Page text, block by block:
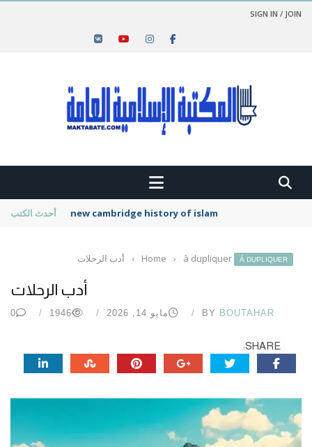
SIGN IN / JOIN
أحدث الكتب new cambridge history of islam
À DUPLIQUER
Home › à dupliquer
› أدب الرحلات
أدب الرحلات
BY BOUTAHAR مايو 14, 2026 1946
0
SHARE: